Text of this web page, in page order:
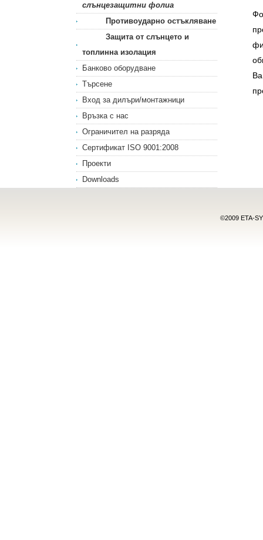
слънцезащитни фолиа
Противоударно остъкляване
Защита от слънцето и
топлинна изолация
Банково оборудване
Търсене
Вход за дилъри/монтажници
Връзка с нас
Ограничител на разряда
Сертификат ISO 9001:2008
Проекти
Downloads
©2009 ETA-